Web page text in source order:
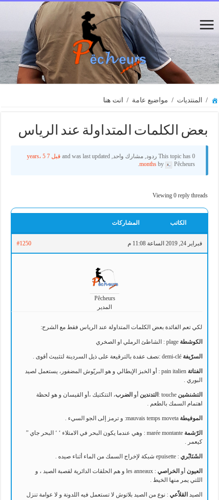
/ المنتديات / مواضيع عامة / انت هنا
بعض الكلمات المتداولة عند الرياس
This topic has 0 ردود, مشارك واحد, and was last updated
قبل 7 years، 5
months by Pêcheurs.
Viewing 0 reply threads
الكاتب المشاركات
فبراير 24, 2019 الساعة 11:08 م #1250
Pêcheurs
المدير
لكي تعم الفائدة بعض الكلمات المتداولة عند الرياس فقط مع الشرح:
الكوشطةplage : الشاطئ الرملي او الصخري
السرّيفةdemi-clé :نصف عقدة بالترقيعة على ذيل السردينة لتثبيث أقوى .
الفتاتة
pain italien : أو الخبز الإيطالي و هو البريّوش المضفور، يستعمل لصيد
البوري .
التشنشينtouche : التدندين أو الضرب، التتكتيك ،أو القيسان و هو لحظة
اهتمام السمك بالطعم .
الموفيطةmauvais temps moveta: و ترمز إلى الجو السيء .
الرّشمة
marée montante : وهي عندما يكون البحر في الامتلاء ‘ ‘ البحر جاي ”
كيعمر .
الشَنَابْري: epuisette شبكة لإخراج السمك من الماء أثناء صيده .
العيون أو الخراصي
: les anneaux و هم الحلقات الدائرية لقصبة الصيد ، و
اللتي يمر منها الخيط .
الصيد القلاّعي : نوع من الصيد بلاتوش لا تستعمل فيه اللدونة و لا عوامة تنزل